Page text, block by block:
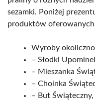
sezamki. Poniżej
produktów oferowanych
Wyroby
– Słodki
– Mieszanka
– Choinka
– But Świąteczny,